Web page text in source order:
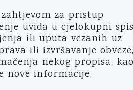
za pristup
uvida u cjelokupni
ili uputa vezanih uz
ili izvršavanje
nekog propisa,
nove informacije.